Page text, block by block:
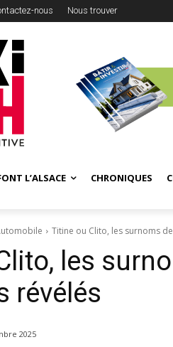
nous Nous trouver
L’ALSACE CHRONIQUES
Titine ou Clito, les surnoms
les
révélés
2025